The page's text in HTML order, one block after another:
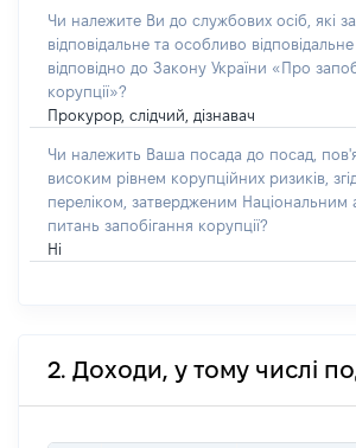
Чи належите Ви до службових осіб, які
відповідальне та особливо
відповідно до Закону України «Про
корупції»?
Прокурор, слідчий, дізнавач
Чи належить Ваша посада до посад,
високим рівнем корупційних ризиків,
переліком, затвердженим Національним
питань запобігання корупції?
Ні
2. Доходи, у тому числі